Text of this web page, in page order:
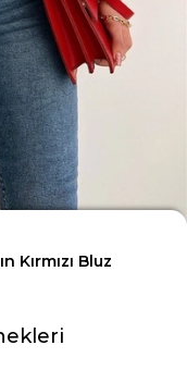
Kırmızı Bluz